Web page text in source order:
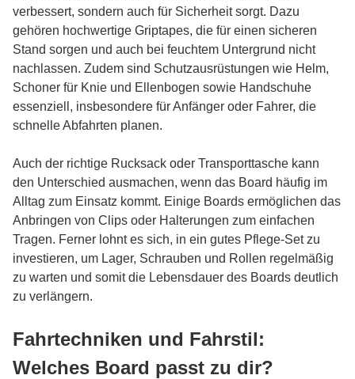
verbessert, sondern auch für Sicherheit sorgt. Dazu
gehören hochwertige Griptapes, die für einen sicheren
Stand sorgen und auch bei feuchtem Untergrund nicht
nachlassen. Zudem sind Schutzausrüstungen wie Helm,
Schoner für Knie und Ellenbogen sowie Handschuhe
essenziell, insbesondere für Anfänger oder Fahrer, die
schnelle Abfahrten planen.
Auch der richtige Rucksack oder Transporttasche kann
den Unterschied ausmachen, wenn das Board häufig im
Alltag zum Einsatz kommt. Einige Boards ermöglichen das
Anbringen von Clips oder Halterungen zum einfachen
Tragen. Ferner lohnt es sich, in ein gutes Pflege-Set zu
investieren, um Lager, Schrauben und Rollen regelmäßig
zu warten und somit die Lebensdauer des Boards deutlich
zu verlängern.
Fahrtechniken und Fahrstil:
Welches Board passt zu dir?